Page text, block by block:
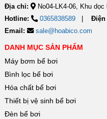
Địa chỉ:
No04-LK4-06, Khu dọc
Hotline:
0365838589 Điện
Email:
sale@hoabico.com
DANH MỤC SẢN PHẨM
Máy bơm bể bơi
Bình lọc bể bơi
Hóa chất bể bơi
Thiết bị vệ sinh bể bơi
Đèn bể bơi